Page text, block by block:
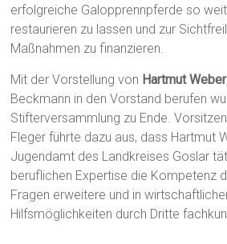
erfolgreiche Galopprennpferde so
restaurieren zu lassen und zur
Maßnahmen zu finanzieren.
Mit der Vorstellung von Hartmut Weber
Beckmann in den Vorstand berufen
Stifterversammlung zu Ende.
Fleger führte dazu aus, dass Hartmut
Jugendamt des Landkreises Goslar
beruflichen Expertise die Kompetenz
Fragen erweitere und in
Hilfsmöglichkeiten durch Dritte